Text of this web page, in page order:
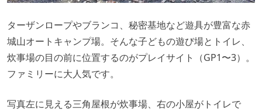
ターザンロープやブランコ、秘密基地など遊具が豊富な赤
城山オートキャンプ場。そんな子どもの遊び場とトイレ、
炊事場の目の前に位置するのがプレイサイト（GP1〜3）。
ファミリーに大人気です。
写真左に見える三角屋根が炊事場、右の小屋がトイレで